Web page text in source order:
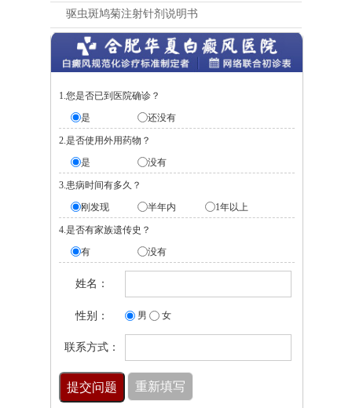
驱虫斑鸠菊注射针剂说明书
1.您是否已到医院确诊？
是
还没有
2.是否使用外用药物？
是
没有
3.患病时间有多久？
刚发现
半年内 1年以上
4.是否有家族遗传史？
有
没有
姓名：
性别： 男 女
联系方式：